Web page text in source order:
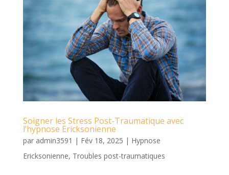
Soigner les Stress Post-Traumatique avec
l’hypnose Ericksonienne
par admin3591 | Fév 18, 2025 | Hypnose
Ericksonienne, Troubles post-traumatiques